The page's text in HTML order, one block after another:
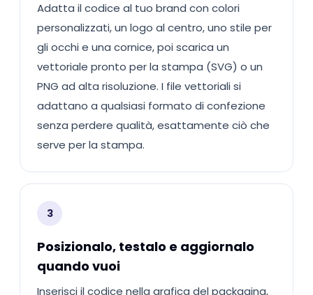
Adatta il codice al tuo brand con colori
personalizzati, un logo al centro, uno stile per
gli occhi e una cornice, poi scarica un
vettoriale pronto per la stampa (SVG) o un
PNG ad alta risoluzione. I file vettoriali si
adattano a qualsiasi formato di confezione
senza perdere qualità, esattamente ciò che
serve per la stampa.
3
Posizionalo, testalo e aggiornalo
quando vuoi
Inserisci il codice nella grafica del packaging,